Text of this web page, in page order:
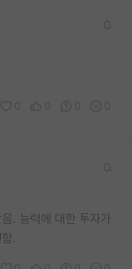
. 능력에 대한 투자가
.